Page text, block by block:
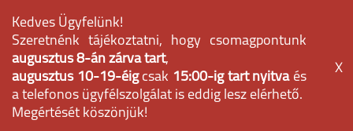
Kedves Ügyfelünk!
Szeretnénk tájékoztatni, hogy csomagpontunk
augusztus 8-án zárva tart,
augusztus 10-19-éig csak 15:00-ig tart nyitvaés
a telefonos ügyfélszolgálat is eddig lesz elérhető.
Megértését köszönjük!
X